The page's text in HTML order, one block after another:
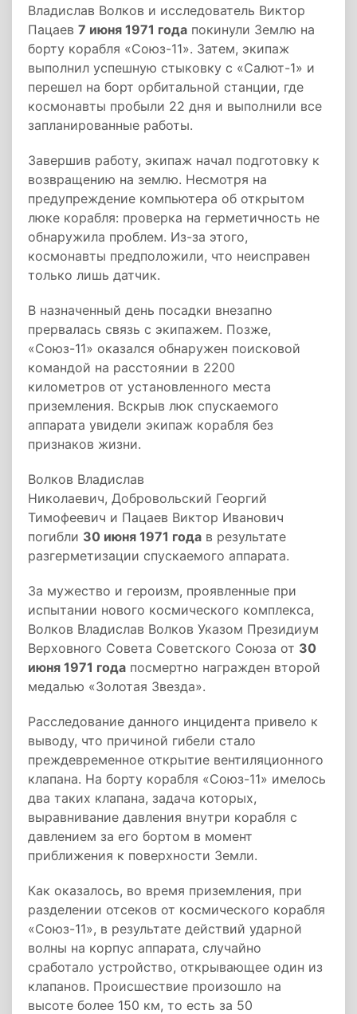
Владислав Волков и исследователь Виктор
Пацаев 7 июня 1971 года покинули Землю на
борту корабля «Союз-11». Затем, экипаж
выполнил успешную стыковку с «Салют-1» и
перешел на борт орбитальной станции, где
космонавты пробыли 22 дня и выполнили все
запланированные работы.
Завершив работу, экипаж начал подготовку к
возвращению на землю. Несмотря на
предупреждение компьютера об открытом
люке корабля: проверка на герметичность не
обнаружила проблем. Из-за этого,
космонавты предположили, что неисправен
только лишь датчик.
В назначенный день посадки внезапно
прервалась связь с экипажем. Позже,
«Союз-11» оказался обнаружен поисковой
командой на расстоянии в 2200
километров от установленного места
приземления. Вскрыв люк спускаемого
аппарата увидели экипаж корабля без
признаков жизни.
Волков Владислав
Николаевич, Добровольский Георгий
Тимофеевич и Пацаев Виктор Иванович
погибли 30 июня 1971 года в результате
разгерметизации спускаемого аппарата.
За мужество и героизм, проявленные при
испытании нового космического комплекса,
Волков Владислав Волков Указом Президиум
Верховного Совета Советского Союза от 30
июня 1971 года посмертно награжден второй
медалью «Золотая Звезда».
Расследование данного инцидента привело к
выводу, что причиной гибели стало
преждевременное открытие вентиляционного
клапана. На борту корабля «Союз-11» имелось
два таких клапана, задача которых,
выравнивание давления внутри корабля с
давлением за его бортом в момент
приближения к поверхности Земли.
Как оказалось, во время приземления, при
разделении отсеков от космического корабля
«Союз-11», в результате действий ударной
волны на корпус аппарата, случайно
сработало устройство, открывающее один из
клапанов. Происшествие произошло на
высоте более 150 км, то есть за 50